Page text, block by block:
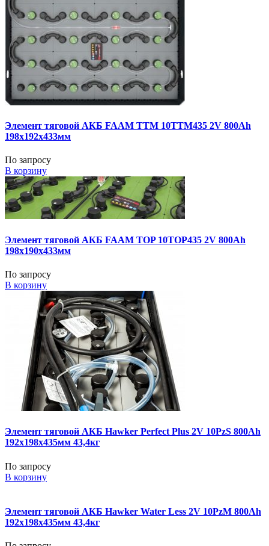
Элемент тяговой АКБ FAAM TTM 10TTM435 2V 800Ah
198x192x433мм
По запросу
В корзину
Элемент тяговой АКБ FAAM TOP 10TOP435 2V 800Ah
198x190x433мм
По запросу
В корзину
Элемент тяговой АКБ Hawker Perfect Plus 2V 10PzS 800Ah
192x198x435мм 43,4кг
По запросу
В корзину
Элемент тяговой АКБ Hawker Water Less 2V 10PzM 800Ah
192x198x435мм 43,4кг